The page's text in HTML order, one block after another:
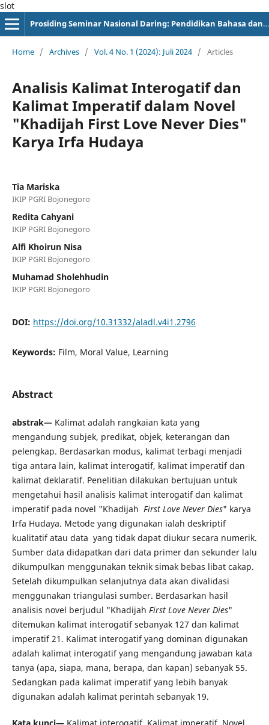
slot
Prosiding Seminar Nasional Daring: Pendidikan Bahasa dan Sastra Indonesia
Home / Archives / Vol. 4 No. 1 (2024): Juli 2024 / Articles
Analisis Kalimat Interogatif dan
Kalimat Imperatif dalam Novel
"Khadijah First Love Never Dies"
Karya Irfa Hudaya
Tia Mariska
IKIP PGRI Bojonegoro
Redita Cahyani
IKIP PGRI Bojonegoro
Alfi Khoirun Nisa
IKIP PGRI Bojonegoro
Muhamad Sholehhudin
IKIP PGRI Bojonegoro
DOI: https://doi.org/10.31332/aladl.v4i1.2796
Keywords: Film, Moral Value, Learning
Abstract
abstrak—Kalimat adalah rangkaian kata yang
mengandung subjek, predikat, objek, keterangan dan
pelengkap. Berdasarkan modus, kalimat terbagi menjadi
tiga antara lain, kalimat interogatif, kalimat imperatif dan
kalimat deklaratif. Penelitian dilakukan bertujuan untuk
mengetahui hasil analisis kalimat interogatif dan kalimat
imperatif pada novel "Khadijah First Love Never Dies" karya
Irfa Hudaya. Metode yang digunakan ialah deskriptif
kualitatif atau data yang tidak dapat diukur secara numerik.
Sumber data didapatkan dari data primer dan sekunder lalu
dikumpulkan menggunakan teknik simak bebas libat cakap.
Setelah dikumpulkan selanjutnya data akan divalidasi
menggunakan triangulasi sumber. Berdasarkan hasil
analisis novel berjudul "Khadijah First Love Never Dies"
ditemukan kalimat interogatif sebanyak 127 dan kalimat
imperatif 21. Kalimat interogatif yang dominan digunakan
adalah kalimat interogatif yang mengandung jawaban kata
tanya (apa, siapa, mana, berapa, dan kapan) sebanyak 55.
Sedangkan pada kalimat imperatif yang lebih banyak
digunakan adalah kalimat perintah sebanyak 19.